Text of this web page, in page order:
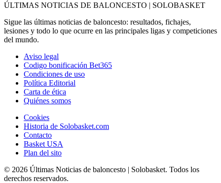
ÚLTIMAS NOTICIAS DE BALONCESTO | SOLOBASKET
Sigue las últimas noticias de baloncesto: resultados, fichajes,
lesiones y todo lo que ocurre en las principales ligas y competiciones
del mundo.
Aviso legal
Codigo bonificación Bet365
Condiciones de uso
Política Editorial
Carta de ética
Quiénes somos
Cookies
Historia de Solobasket.com
Contacto
Basket USA
Plan del sito
© 2026 Últimas Noticias de baloncesto | Solobasket. Todos los
derechos reservados.